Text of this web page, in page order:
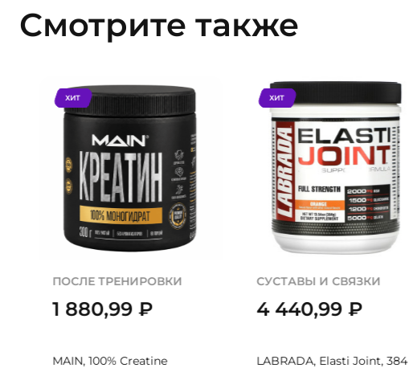
Смотрите также
ХИТ
ПОСЛЕ ТРЕНИРОВКИ
1 880,99 ₽
MAIN, 100% Creatine
ХИТ
СУСТАВЫ И СВЯЗКИ
4 440,99₽
LABRADA, Elasti Joint, 384